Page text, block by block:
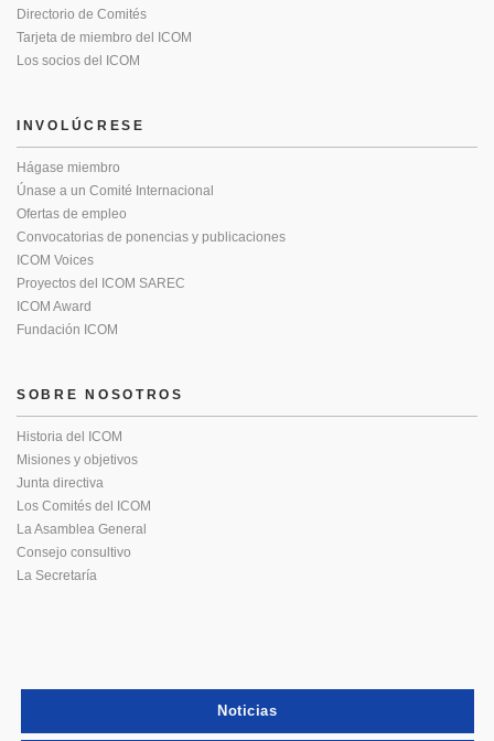
Directorio de Comités
Tarjeta de miembro del ICOM
Los socios del ICOM
INVOLÚCRESE
Hágase miembro
Únase a un Comité Internacional
Ofertas de empleo
Convocatorias de ponencias y publicaciones
ICOM Voices
Proyectos del ICOM SAREC
ICOM Award
Fundación ICOM
SOBRE NOSOTROS
Historia del ICOM
Misiones y objetivos
Junta directiva
Los Comités del ICOM
La Asamblea General
Consejo consultivo
La Secretaría
Noticias